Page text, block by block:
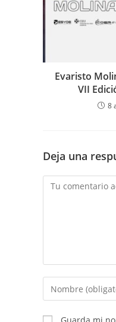
Evaristo
VII
8
Deja una